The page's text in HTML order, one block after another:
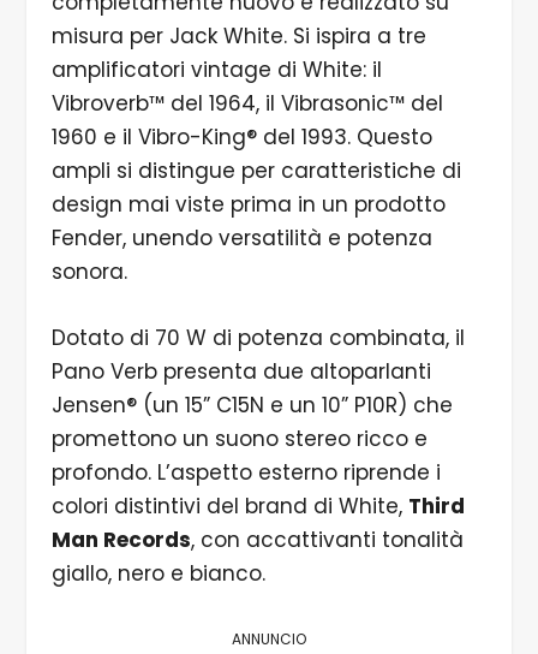
misura per Jack White. Si ispira a tre
amplificatori vintage di White: il
Vibroverb™ del 1964, il Vibrasonic™ del
1960 e il Vibro-King® del 1993. Questo
ampli si distingue per caratteristiche di
design mai viste prima in un prodotto
Fender, unendo versatilità e potenza
sonora.
Dotato di 70 W di potenza combinata, il
Pano Verb presenta due altoparlanti
Jensen® (un 15” C15N e un 10” P10R) che
promettono un suono stereo ricco e
profondo. L’aspetto esterno riprende i
colori distintivi del brand di White, Third
Man Records, con accattivanti tonalità
giallo, nero e bianco.
ANNUNCIO